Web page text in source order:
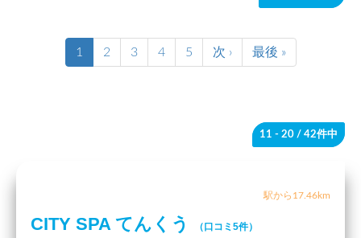
1 2 3 4 5 次 › 最後 »
11 - 20 / 42件中
駅から17.46km
CITY SPA てんくう （口コミ5件）